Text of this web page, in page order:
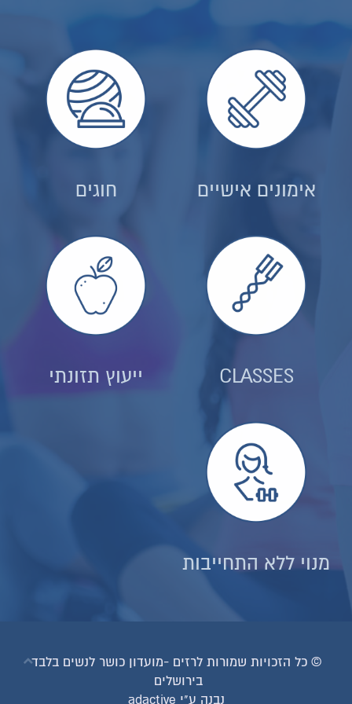
אימונים אישיים חוגים
CLASSES ייעוץ תזונתי
מנוי ללא התחייבות
© כל הזכויות שמורות לרזים -מועדון כושר לנשים בלבד
בירושלים
נבנה ע"י adactive